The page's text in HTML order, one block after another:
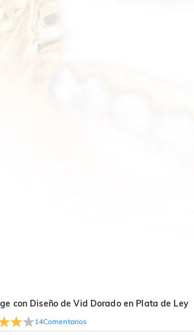
con Diseño de Vid Dorado en Plata de Ley
14Comentarios